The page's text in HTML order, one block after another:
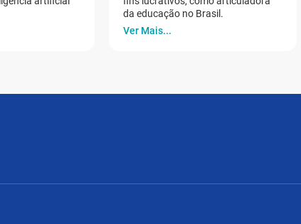
da educação no Brasil.
Ver Mais...